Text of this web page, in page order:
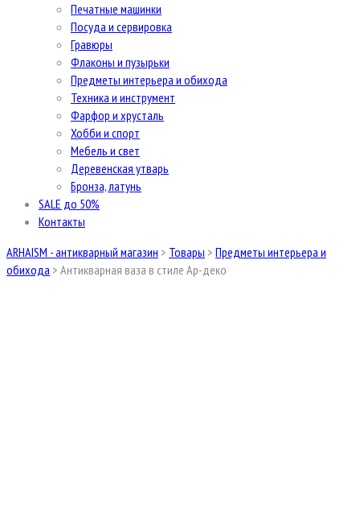
Печатные машинки
Посуда и сервировка
Гравюры
Флаконы и пузырьки
Предметы интерьера и обихода
Техника и инструмент
Фарфор и хрусталь
Хобби и спорт
Мебель и свет
Деревенская утварь
Бронза, латунь
SALE до 50%
Контакты
ARHAISM - антикварный магазин > Товары > Предметы интерьера и
обихода > Антикварная ваза в стиле Ар-деко